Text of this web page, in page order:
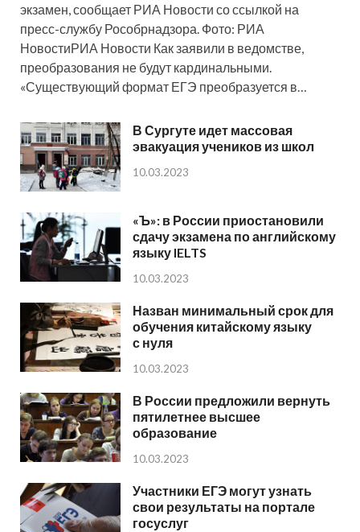
экзамен, сообщает РИА Новости со ссылкой на
пресс-службу Рособрнадзора. Фото: РИА
НовостиРИА Новости Как заявили в ведомстве,
преобразования не будут кардинальными.
«Существующий формат ЕГЭ преобразуется в…
В Сургуте идет массовая
эвакуация учеников из школ
10.03.2023
«Ъ»: в России приостановили
сдачу экзамена по английскому
языку IELTS
10.03.2023
Назван минимальный срок для
обучения китайскому языку
с нуля
10.03.2023
В России предложили вернуть
пятилетнее высшее
образование
10.03.2023
Участники ЕГЭ могут узнать
свои результаты на портале
госуслуг